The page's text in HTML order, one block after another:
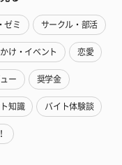
ゼミ サークル・部活
け・イベント 恋愛
ー 奨学金
知識 バイト体験談